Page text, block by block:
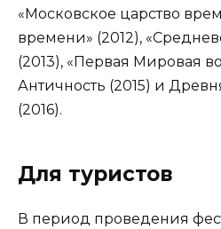
«Московское царство
времени» (2012),
(2013), «Первая Мировая
Античность (2015) и
(2016).
Для туристов
В период проведения